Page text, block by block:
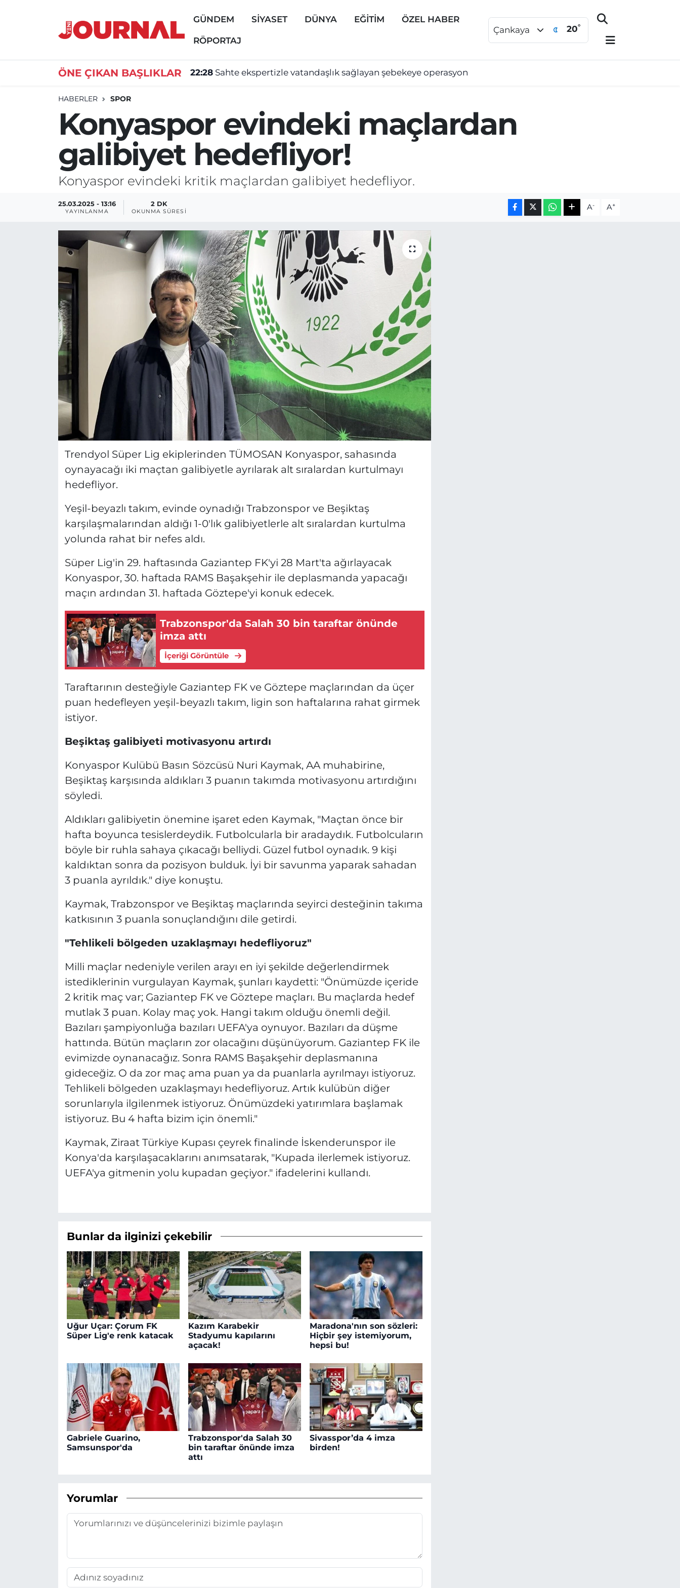
GÜNDEM SİYASET DÜNYA EĞİTİM ÖZEL HABER
RÖPORTAJ
Çankaya 20°
ÖNE ÇIKAN BAŞLIKLAR 22:28 Sahte ekspertizle vatandaşlık sağlayan şebekeye operasyon
HABERLER SPOR
Konyaspor evindeki maçlardan
galibiyet hedefliyor!
Konyaspor evindeki kritik maçlardan galibiyet hedefliyor.
25.03.2025 - 13:16
YAYINLANMA
2 DK
OKUNMA SÜRESI A- A+
Trendyol Süper Lig ekiplerinden TÜMOSAN Konyaspor, sahasında
oynayacağı iki maçtan galibiyetle ayrılarak alt sıralardan kurtulmayı
hedefliyor.
Yeşil-beyazlı takım, evinde oynadığı Trabzonspor ve Beşiktaş
karşılaşmalarından aldığı 1-0'lık galibiyetlerle alt sıralardan kurtulma
yolunda rahat bir nefes aldı.
Süper Lig'in 29. haftasında Gaziantep FK'yi 28 Mart'ta ağırlayacak
Konyaspor, 30. haftada RAMS Başakşehir ile deplasmanda yapacağı
maçın ardından 31. haftada Göztepe'yi konuk edecek.
Trabzonspor'da Salah 30 bin taraftar önünde
imza attı
İçeriği Görüntüle
Taraftarının desteğiyle Gaziantep FK ve Göztepe maçlarından da üçer
puan hedefleyen yeşil-beyazlı takım, ligin son haftalarına rahat girmek
istiyor.
Beşiktaş galibiyeti motivasyonu artırdı
Konyaspor Kulübü Basın Sözcüsü Nuri Kaymak, AA muhabirine,
Beşiktaş karşısında aldıkları 3 puanın takımda motivasyonu artırdığını
söyledi.
Aldıkları galibiyetin önemine işaret eden Kaymak, "Maçtan önce bir
hafta boyunca tesislerdeydik. Futbolcularla bir aradaydık. Futbolcuların
böyle bir ruhla sahaya çıkacağı belliydi. Güzel futbol oynadık. 9 kişi
kaldıktan sonra da pozisyon bulduk. İyi bir savunma yaparak sahadan
3 puanla ayrıldık." diye konuştu.
Kaymak, Trabzonspor ve Beşiktaş maçlarında seyirci desteğinin takıma
katkısının 3 puanla sonuçlandığını dile getirdi.
"Tehlikeli bölgeden uzaklaşmayı hedefliyoruz"
Milli maçlar nedeniyle verilen arayı en iyi şekilde değerlendirmek
istediklerinin vurgulayan Kaymak, şunları kaydetti: "Önümüzde içeride
2 kritik maç var; Gaziantep FK ve Göztepe maçları. Bu maçlarda hedef
mutlak 3 puan. Kolay maç yok. Hangi takım olduğu önemli değil.
Bazıları şampiyonluğa bazıları UEFA'ya oynuyor. Bazıları da düşme
hattında. Bütün maçların zor olacağını düşünüyorum. Gaziantep FK ile
evimizde oynanacağız. Sonra RAMS Başakşehir deplasmanına
gideceğiz. O da zor maç ama puan ya da puanlarla ayrılmayı istiyoruz.
Tehlikeli bölgeden uzaklaşmayı hedefliyoruz. Artık kulübün diğer
sorunlarıyla ilgilenmek istiyoruz. Önümüzdeki yatırımlara başlamak
istiyoruz. Bu 4 hafta bizim için önemli."
Kaymak, Ziraat Türkiye Kupası çeyrek finalinde İskenderunspor ile
Konya'da karşılaşacaklarını anımsatarak, "Kupada ilerlemek istiyoruz.
UEFA'ya gitmenin yolu kupadan geçiyor." ifadelerini kullandı.
Bunlar da ilginizi çekebilir
Uğur Uçar: Çorum FK
Süper Lig'e renk katacak
Kazım Karabekir
Stadyumu kapılarını
açacak!
Maradona'nın son sözleri:
Hiçbir şey istemiyorum,
hepsi bu!
Gabriele Guarino,
Samsunspor'da
Trabzonspor'da Salah 30
bin taraftar önünde imza
attı
Sivasspor’da 4 imza
birden!
Yorumlar
GÜNDEM
DÜNYA
ÖZEL HABER
Nöbetçi Eczaneler
Süper Lig Puan Durumu ve Fikstür
Son Dakika Haberleri